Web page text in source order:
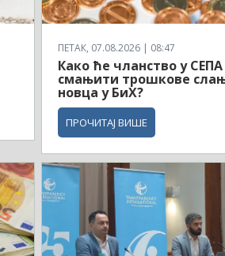
ПЕТАК, 07.08.2026 | 08:47
Како ће чланство у СЕПА
смањити трошкове
новца у БиХ?
ПРОЧИТАЈ ВИШЕ